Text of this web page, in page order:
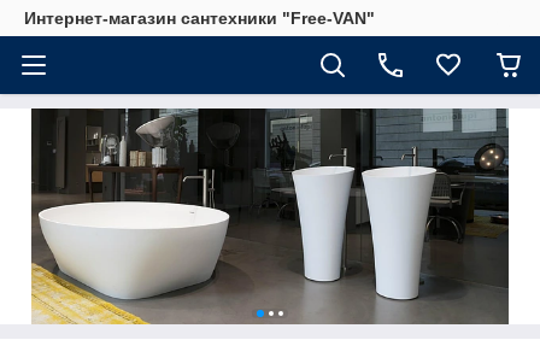
Интернет-магазин сантехники "Free-VAN"